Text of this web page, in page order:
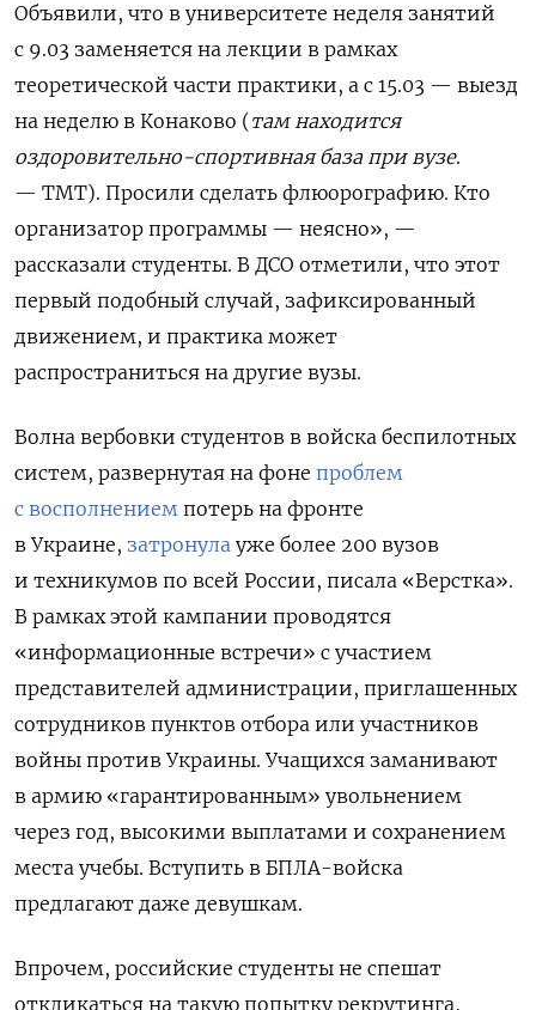
Объявили, что в университете неделя занятий
с 9.03 заменяется на лекции в рамках
теоретической части практики, а с 15.03 — выезд
на неделю в Конаково (там находится
оздоровительно-спортивная база при вузе.
— TMT). Просили сделать флюорографию. Кто
организатор программы — неясно», —
рассказали студенты. В ДСО отметили, что этот
первый подобный случай, зафиксированный
движением, и практика может
распространиться на другие вузы.
Волна вербовки студентов в войска беспилотных
систем, развернутая на фоне проблем
с восполнением потерь на фронте
в Украине, затронула уже более 200 вузов
и техникумов по всей России, писала «Верстка».
В рамках этой кампании проводятся
«информационные встречи» с участием
представителей администрации, приглашенных
сотрудников пунктов отбора или участников
войны против Украины. Учащихся заманивают
в армию «гарантированным» увольнением
через год, высокими выплатами и сохранением
места учебы. Вступить в БПЛА-войска
предлагают даже девушкам.
Впрочем, российские студенты не спешат
откликаться на такую попытку рекрутинга,